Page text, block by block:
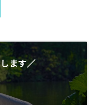
ます／